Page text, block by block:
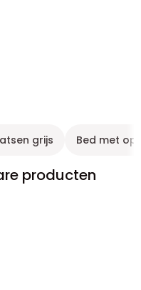
grijs Bed met
producten